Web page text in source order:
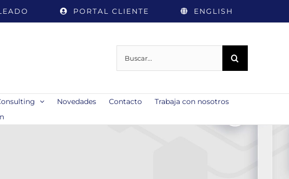
PORTAL CLIENTE ENGLISH
Novedades Contacto
Trabaja con nosotros